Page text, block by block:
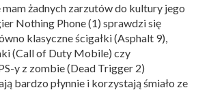
mam żadnych zarzutów do kultury jego
Nothing Phone (1) sprawdzi się
klasyczne ścigałki (Asphalt 9),
(Call of Duty Mobile) czy
y z zombie (Dead Trigger 2)
bardzo płynnie i korzystają śmiało ze